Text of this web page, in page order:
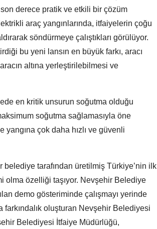
derece pratik ve etkili bir çözüm
araç yangınlarında, itfaiyelerin çoğu
söndürmeye çalıştıkları görülüyor.
bu yeni lansın en büyük farkı, aracı
altına yerleştirilebilmesi ve
en kritik unsurun soğutma olduğu
soğutma sağlamasıyla öne
yangına çok daha hızlı ve güvenli
tarafından üretilmiş Türkiye’nin ilk
olma özelliği taşıyor. Nevşehir Belediye
demo gösteriminde çalışmayı yerinde
oluşturan Nevşehir Belediyesi
Belediyesi İtfaiye Müdürlüğü,